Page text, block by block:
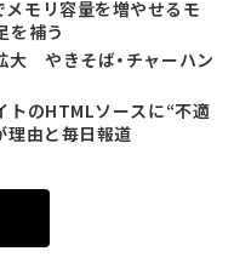
メモリ容量を増やせるモ
を補う
大 やきそば・チャーハン
のHTMLソースに“不適
理由と毎日報道